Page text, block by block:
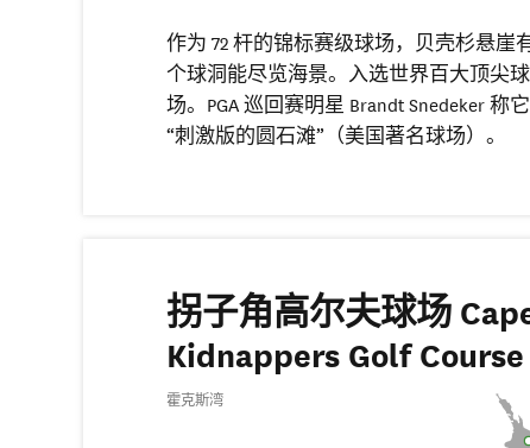
作为 72 杆的锦标赛级球场，贝壳杉悬崖
个球洞能尽览海景。入选世界百大顶尖球
场。PGA 巡回赛明星 Brandt Snedeker 称
“刺激版的圆石滩”（美国著名球场）。
拐子角高尔夫球场
Kidnappers Golf Course
霍克斯湾